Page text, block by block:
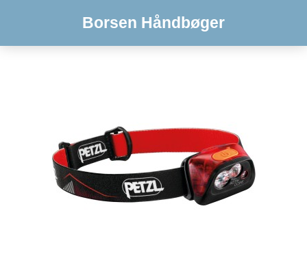
Borsen Håndbøger